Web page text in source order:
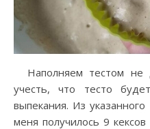
Наполняем тестом не
учесть, что тесто
выпекания. Из
меня получилось 9